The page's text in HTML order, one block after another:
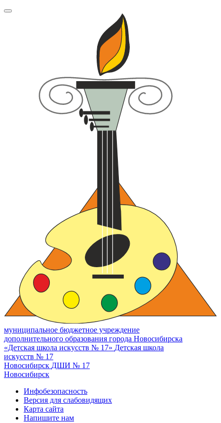
муниципальное бюджетное учреждение
дополнительного образования города Новосибирска
«Детская школа искусств № 17» Детская школа
искусств № 17
Новосибирск ДШИ № 17
Новосибирск
Инфобезопасность
Версия для слабовидящих
Карта сайта
Напишите нам